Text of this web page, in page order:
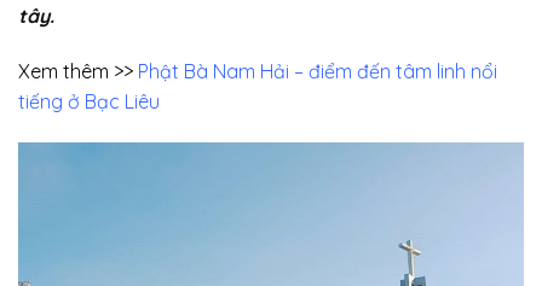
tây.
Xem thêm >> Phật Bà Nam Hải – điểm đến tâm linh nổi
tiếng ở Bạc Liêu